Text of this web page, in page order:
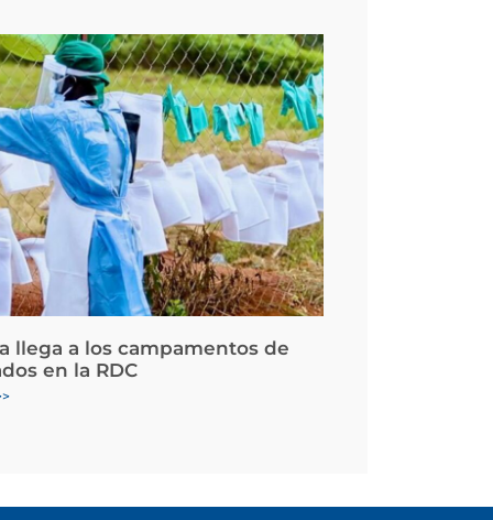
llega a los campamentos de
en la RDC